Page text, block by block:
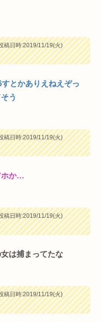
稿日時:2019/11/19(火)
とかありえねえぞっ
う
稿日時:2019/11/19(火)
ホか…
稿日時:2019/11/19(火)
は捕まってたな
稿日時:2019/11/19(火)